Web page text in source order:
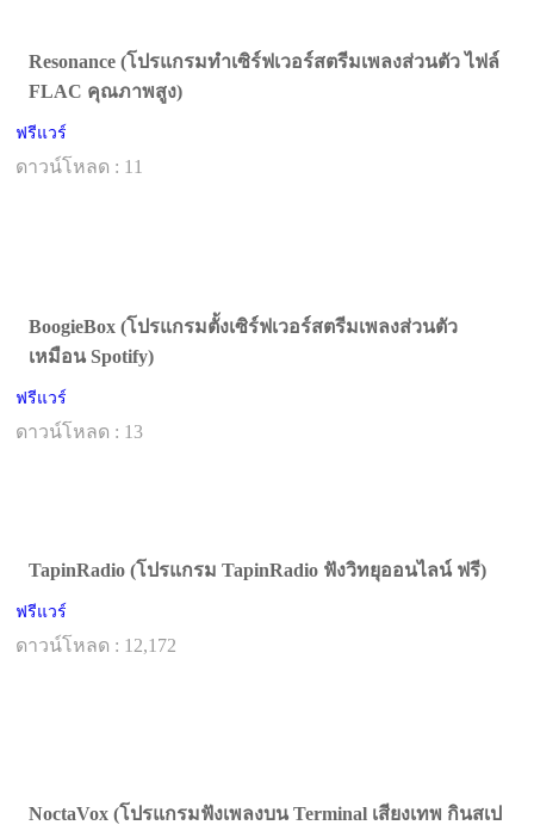
Resonance (โปรแกรมทำเซิร์ฟเวอร์สตรีมเพลงส่วนตัว ไฟล์
FLAC คุณภาพสูง)
ฟรีแวร์
ดาวน์โหลด : 11
BoogieBox (โปรแกรมตั้งเซิร์ฟเวอร์สตรีมเพลงส่วนตัว
เหมือน Spotify)
ฟรีแวร์
ดาวน์โหลด : 13
TapinRadio (โปรแกรม TapinRadio ฟังวิทยุออนไลน์ ฟรี)
ฟรีแวร์
ดาวน์โหลด : 12,172
NoctaVox (โปรแกรมฟังเพลงบน Terminal เสียงเทพ กินสเป